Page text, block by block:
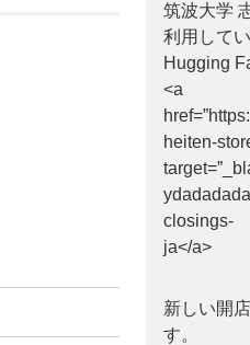
筑波大学
利用して
Hugging
<a
heiten-
closings-
ja</a>
新しい開
す。